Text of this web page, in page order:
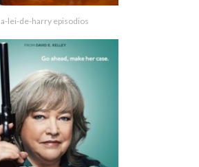
a-lei-de-harry episodios